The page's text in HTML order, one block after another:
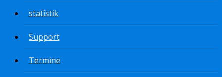
statistik
Support
Termine